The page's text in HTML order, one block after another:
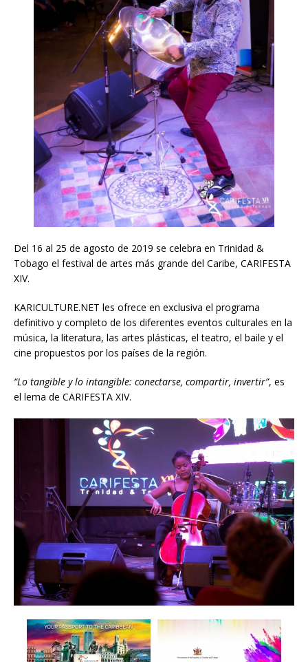
Del 16 al 25 de agosto de 2019 se celebra en Trinidad &
Tobago el festival de artes más grande del Caribe, CARIFESTA
XIV.
KARICULTURE.NET les ofrece en exclusiva el programa
definitivo y completo de los diferentes eventos culturales en la
música, la literatura, las artes plásticas, el teatro, el baile y el
cine propuestos por los países de la región.
“Lo tangible y lo intangible: conectarse, compartir, invertir”, es
el lema de CARIFESTA XIV.